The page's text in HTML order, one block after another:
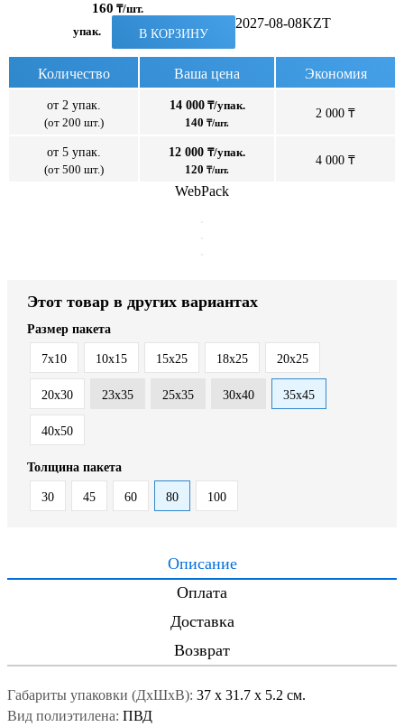
160 ₸/шт.
упак. В КОРЗИНУ
2027-08-08KZT
Количество Ваша цена Экономия
от 2 упак.
(от 200 шт.)
14 000₸/упак.
140 ₸/шт.
2 000 ₸
от 5 упак.
(от 500 шт.)
12 000 ₸/упак.
120 ₸/шт.
4 000 ₸
WebPack
Этот товар в других вариантах
Размер пакета
7x10 10x15 15x25 18x25 20x25
20x30 23x35 25x35 30x40 35x45
40x50
Толщина пакета
30 45 60 80 100
Описание
Оплата
Доставка
Возврат
Габариты упаковки (ДxШxВ): 37 x 31.7 x 5.2 см.
Вид полиэтилена: ПВД